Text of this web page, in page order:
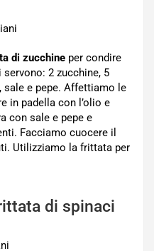
di zucchine per condire
2 zucchine, 5
sale e pepe. Affettiamo le
in padella con l’olio e
con sale e pepe e
Facciamo cuocere il
Utilizziamo la frittata per
di spinaci